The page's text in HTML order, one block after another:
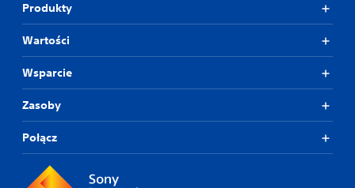
Produkty
Wartości
Wsparcie
Zasoby
Połącz